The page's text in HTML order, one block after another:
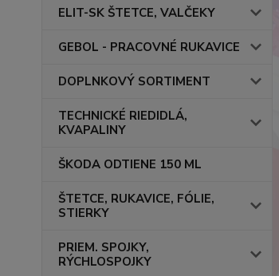
ELIT-SK ŠTETCE, VALČEKY
GEBOL - PRACOVNÉ RUKAVICE
DOPLNKOVÝ SORTIMENT
TECHNICKÉ RIEDIDLÁ,
KVAPALINY
ŠKODA ODTIENE 150 ML
ŠTETCE, RUKAVICE, FÓLIE,
STIERKY
PRIEM. SPOJKY,
RÝCHLOSPOJKY